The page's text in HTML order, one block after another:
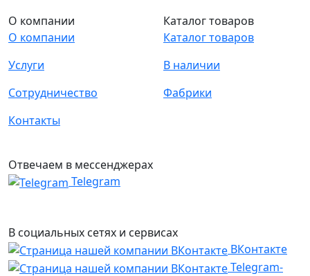
О компании
О компании
Услуги
Сотрудничество
Контакты
Каталог товаров
Каталог товаров
В наличии
Фабрики
Отвечаем в мессенджерах
Telegram
В социальных сетях и сервисах
ВКонтакте
Telegram-